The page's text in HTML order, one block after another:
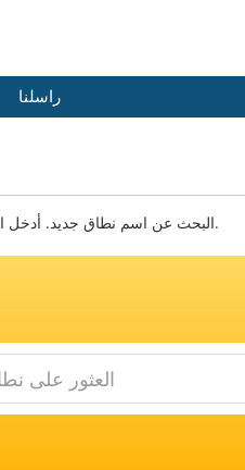
راسلنا
البحث عن اسم نطاق جديد. أدخل الإسم أو الكلمات أدناه للتحقق من التوفر.